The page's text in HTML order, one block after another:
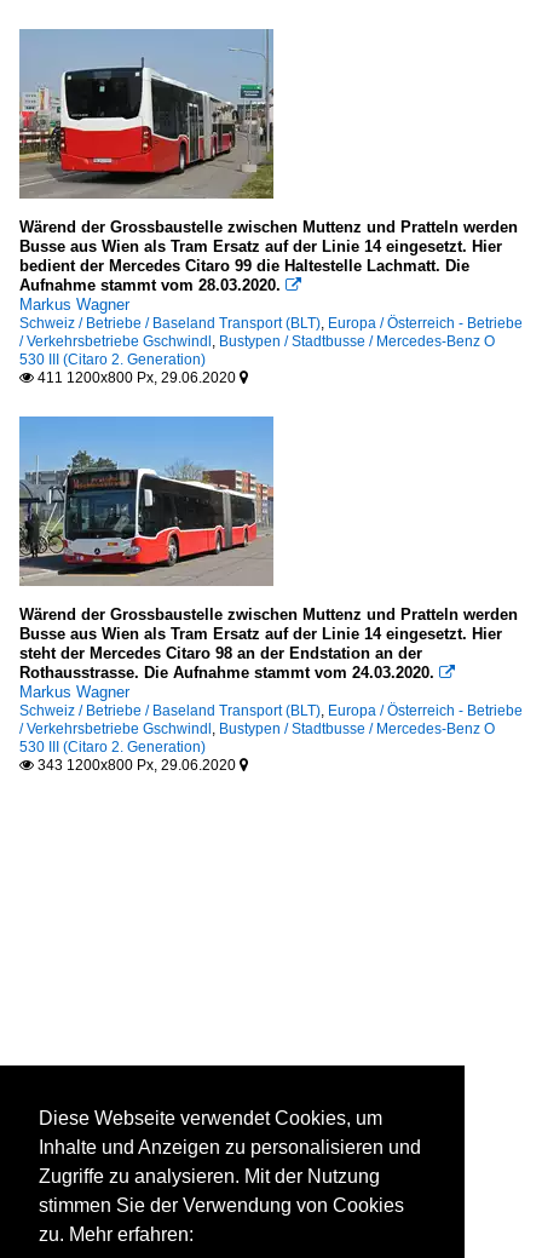
Wärend der Grossbaustelle zwischen Muttenz und Pratteln werden
Busse aus Wien als Tram Ersatz auf der Linie 14 eingesetzt. Hier
bedient der Mercedes Citaro 99 die Haltestelle Lachmatt. Die
Aufnahme stammt vom 28.03.2020. 
Markus Wagner
Schweiz / Betriebe / Baseland Transport (BLT), Europa / Österreich - Betriebe
/ Verkehrsbetriebe Gschwindl , Bustypen / Stadtbusse / Mercedes-Benz O
530 III (Citaro 2. Generation)
 411 1200x800 Px, 29.06.2020 
Wärend der Grossbaustelle zwischen Muttenz und Pratteln werden
Busse aus Wien als Tram Ersatz auf der Linie 14 eingesetzt. Hier
steht der Mercedes Citaro 98 an der Endstation an der
Rothausstrasse. Die Aufnahme stammt vom 24.03.2020. 
Markus Wagner
Schweiz / Betriebe / Baseland Transport (BLT), Europa / Österreich - Betriebe
/ Verkehrsbetriebe Gschwindl , Bustypen / Stadtbusse / Mercedes-Benz O
530 III (Citaro 2. Generation)
 343 1200x800 Px, 29.06.2020 
Diese Webseite verwendet Cookies, um
Inhalte und Anzeigen zu personalisieren und
Zugriffe zu analysieren. Mit der Nutzung
stimmen Sie der Verwendung von Cookies
zu. Mehr erfahren: